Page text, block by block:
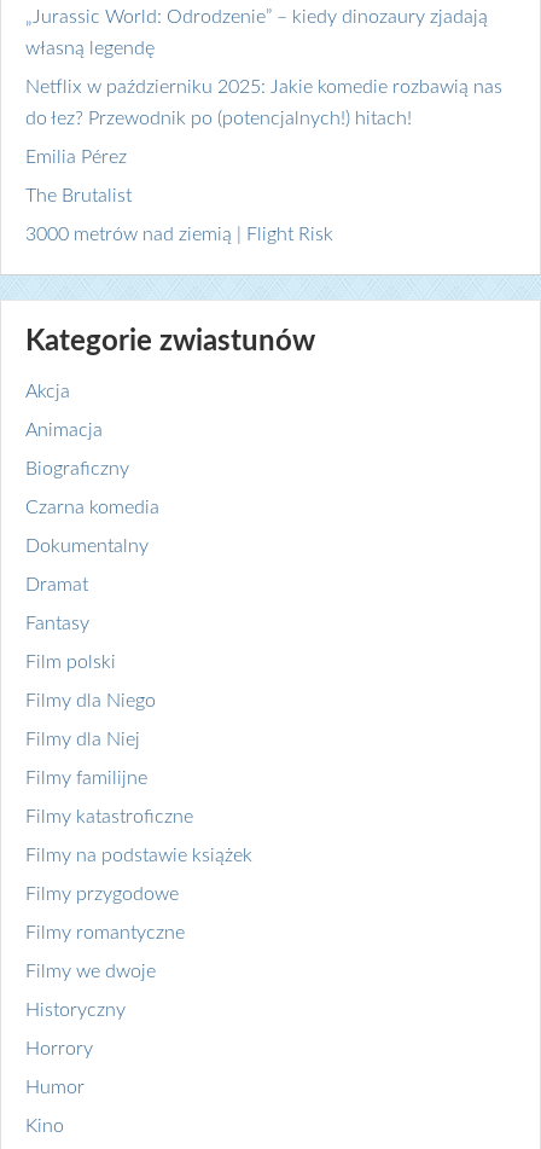
„Jurassic World: Odrodzenie” – kiedy dinozaury zjadają
własną legendę
Netflix w październiku 2025: Jakie komedie rozbawią nas
do łez? Przewodnik po (potencjalnych!) hitach!
Emilia Pérez
The Brutalist
3000 metrów nad ziemią | Flight Risk
Kategorie zwiastunów
Akcja
Animacja
Biograficzny
Czarna komedia
Dokumentalny
Dramat
Fantasy
Film polski
Filmy dla Niego
Filmy dla Niej
Filmy familijne
Filmy katastroficzne
Filmy na podstawie książek
Filmy przygodowe
Filmy romantyczne
Filmy we dwoje
Historyczny
Horrory
Humor
Kino